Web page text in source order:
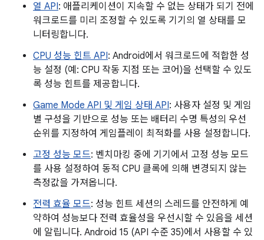
열 API: 애플리케이션이 지속할 수 없는 상태가 되기 전에
워크로드를 미리 조정할 수 있도록 기기의 열 상태를 모
니터링합니다.
CPU 성능 힌트 API: Android에서 워크로드에 적합한 성
능 설정 (예: CPU 작동 지점 또는 코어)을 선택할 수 있도
록 성능 힌트를 제공합니다.
Game Mode API 및 게임 상태 API: 사용자 설정 및 게임
별 구성을 기반으로 성능 또는 배터리 수명 특성의 우선
순위를 지정하여 게임플레이 최적화를 사용 설정합니다.
고정 성능 모드: 벤치마킹 중에 기기에서 고정 성능 모드
를 사용 설정하여 동적 CPU 클록에 의해 변경되지 않는
측정값을 가져옵니다.
전력 효율 모드: 성능 힌트 세션의 스레드를 안전하게 예
약하여 성능보다 전력 효율성을 우선시할 수 있음을 세션
에 알립니다. Android 15 (API 수준 35)에서 사용할 수 있